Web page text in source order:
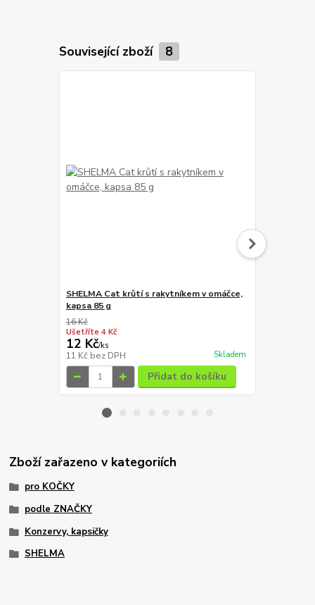
Související zboží 8
SHELMA Cat krůtí s rakytníkem v omáčce,
kapsa 85 g
16 Kč
Ušetříte 4 Kč
12 Kč/ks
11 Kč bez DPH Skladem
Přidat do košíku
Zboží zařazeno v kategoriích
pro KOČKY
podle ZNAČKY
Konzervy, kapsičky
SHELMA